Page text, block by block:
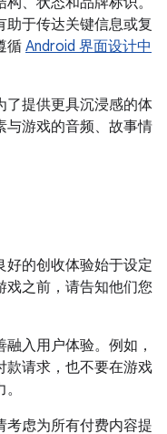
助于传达关键信息或复
循 Android 界面设计中
了提供更具沉浸感的体
与游戏的音频、故事情
好的创收体验始于设定
戏之前，请告知他们您
入用户体验。例如，
款请求，也不要在游戏
考虑为所有付费内容提